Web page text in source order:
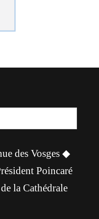
des Vosges ◆
Poincaré
la Cathédrale